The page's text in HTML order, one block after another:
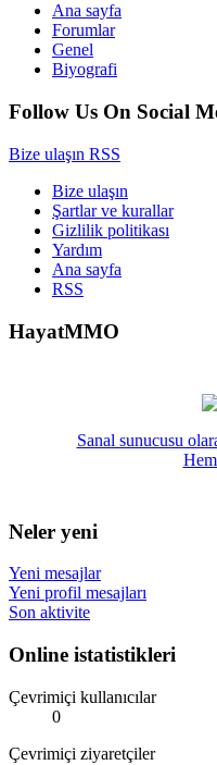
Ana sayfa
Forumlar
Genel
Biyografi
Follow Us On Social
Bize ulaşın RSS
Bize ulaşın
Şartlar ve kurallar
Gizlilik politikası
Yardım
Ana sayfa
RSS
HayatMMO
Sanal sunucusu
Neler yeni
Yeni mesajlar
Yeni profil mesajları
Son aktivite
Online istatistikleri
Çevrimiçi kullanıcılar
0
Çevrimiçi ziyaretçiler